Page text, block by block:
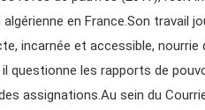
algérienne en France.Son travail
incarnée et accessible, nourrie
questionne les rapports de
assignations.Au sein du